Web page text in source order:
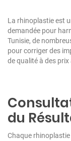
La rhinoplastie est
demandée pour
Tunisie, de
pour corriger des
de qualité à des
du
Chaque